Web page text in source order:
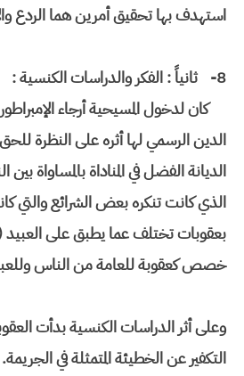
استهدف بها تحقيق أمرين هما الردع
8-
ثانياً : الفكر والدراسات الكنسية :
كان لدخول المسيحية أرجاء
الدين الرسمي لها أثره على النظرة
الديانة الفضل في المناداة بالمساواة بين
الذي كانت تنكره بعض الشرائع والتي
بعقوبات تختلف عما يطبق على العبيد
خصص كعقوبة للعامة من الناس
وعلى أثر الدراسات الكنسية بدأت
التكفير عن الخطيئة المتمثلة في